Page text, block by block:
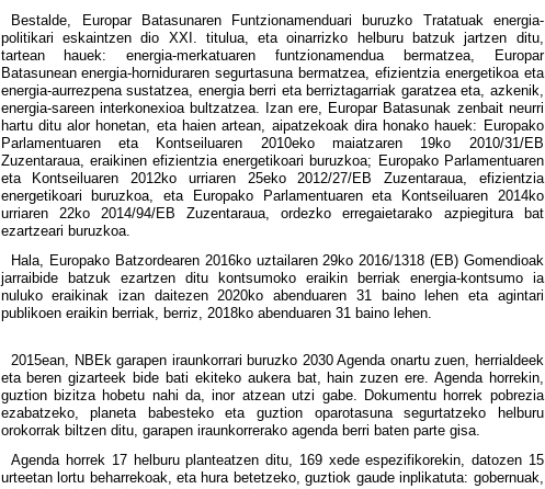
Bestalde, Europar Batasunaren Funtzionamenduari buruzko Tratatuak energia-
politikari eskaintzen dio XXI. titulua, eta oinarrizko helburu batzuk jartzen ditu,
tartean hauek: energia-merkatuaren funtzionamendua bermatzea, Europar
Batasunean energia-horniduraren segurtasuna bermatzea, efizientzia energetikoa eta
energia-aurrezpena sustatzea, energia berri eta berriztagarriak garatzea eta, azkenik,
energia-sareen interkonexioa bultzatzea. Izan ere, Europar Batasunak zenbait neurri
hartu ditu alor honetan, eta haien artean, aipatzekoak dira honako hauek: Europako
Parlamentuaren eta Kontseiluaren 2010eko maiatzaren 19ko 2010/31/EB
Zuzentaraua, eraikinen efizientzia energetikoari buruzkoa; Europako Parlamentuaren
eta Kontseiluaren 2012ko urriaren 25eko 2012/27/EB Zuzentaraua, efizientzia
energetikoari buruzkoa, eta Europako Parlamentuaren eta Kontseiluaren 2014ko
urriaren 22ko 2014/94/EB Zuzentaraua, ordezko erregaietarako azpiegitura bat
ezartzeari buruzkoa.
Hala, Europako Batzordearen 2016ko uztailaren 29ko 2016/1318 (EB) Gomendioak
jarraibide batzuk ezartzen ditu kontsumoko eraikin berriak energia-kontsumo ia
nuluko eraikinak izan daitezen 2020ko abenduaren 31 baino lehen eta agintari
publikoen eraikin berriak, berriz, 2018ko abenduaren 31 baino lehen.
2015ean, NBEk garapen iraunkorrari buruzko 2030 Agenda onartu zuen, herrialdeek
eta beren gizarteek bide bati ekiteko aukera bat, hain zuzen ere. Agenda horrekin,
guztion bizitza hobetu nahi da, inor atzean utzi gabe. Dokumentu horrek pobrezia
ezabatzeko, planeta babesteko eta guztion oparotasuna segurtatzeko helburu
orokorrak biltzen ditu, garapen iraunkorrerako agenda berri baten parte gisa.
Agenda horrek 17 helburu planteatzen ditu, 169 xede espezifikorekin, datozen 15
urteetan lortu beharrekoak, eta hura betetzeko, guztiok gaude inplikatuta: gobernuak,